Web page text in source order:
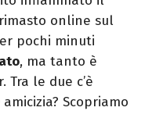
online sul
pochi minuti
, ma tanto è
le due c’è
Scopriamo